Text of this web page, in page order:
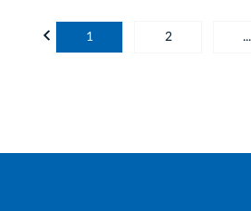
1 2 ...